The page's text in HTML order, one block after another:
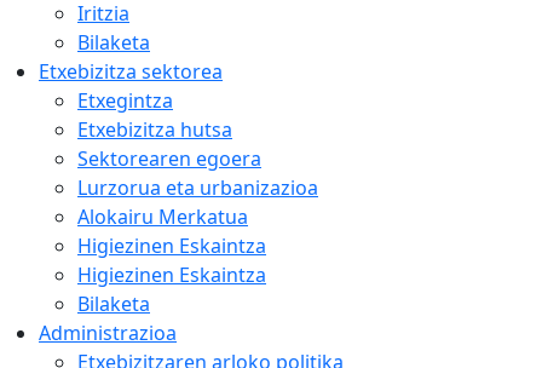
Iritzia
Bilaketa
Etxebizitza sektorea
Etxegintza
Etxebizitza hutsa
Sektorearen egoera
Lurzorua eta urbanizazioa
Alokairu Merkatua
Higiezinen Eskaintza
Higiezinen Eskaintza
Bilaketa
Administrazioa
Etxebizitzaren arloko politika